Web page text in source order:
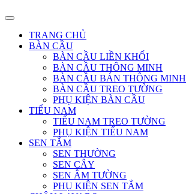
TRANG CHỦ
BÀN CẦU
BÀN CẦU LIỀN KHỐI
BÀN CẦU THÔNG MINH
BÀN CẦU BÁN THÔNG MINH
BÀN CẦU TREO TƯỜNG
PHỤ KIỆN BÀN CẦU
TIỂU NAM
TIỂU NAM TREO TƯỜNG
PHỤ KIỆN TIỂU NAM
SEN TẮM
SEN THƯỜNG
SEN CÂY
SEN ÂM TƯỜNG
PHỤ KIỆN SEN TẮM